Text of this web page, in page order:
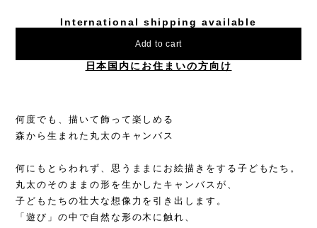
International shipping available
Add to cart
日本国内にお住まいの方向け
何度でも、描いて飾って楽しめる
森から生まれた丸太のキャンバス
何にもとらわれず、思うままにお絵描きをする子どもたち。
丸太のそのままの形を生かしたキャンバスが、
子どもたちの壮大な想像力を引き出します。
「遊び」の中で自然な形の木に触れ、